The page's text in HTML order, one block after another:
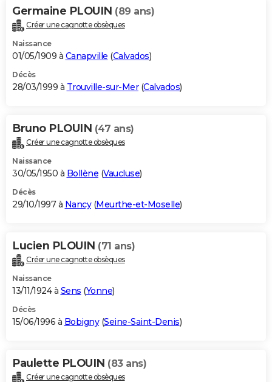
Germaine PLOUIN (89 ans)
Créer une cagnotte obsèques
Naissance
01/05/1909 à Canapville (Calvados)
Décès
28/03/1999 à Trouville-sur-Mer(Calvados)
Bruno PLOUIN (47 ans)
Créer une cagnotte obsèques
Naissance
30/05/1950 à Bollène (Vaucluse)
Décès
29/10/1997 à Nancy(Meurthe-et-Moselle)
Lucien PLOUIN (71 ans)
Créer une cagnotte obsèques
Naissance
13/11/1924 à Sens (Yonne)
Décès
15/06/1996 à Bobigny(Seine-Saint-Denis)
Paulette PLOUIN (83 ans)
Créer une cagnotte obsèques